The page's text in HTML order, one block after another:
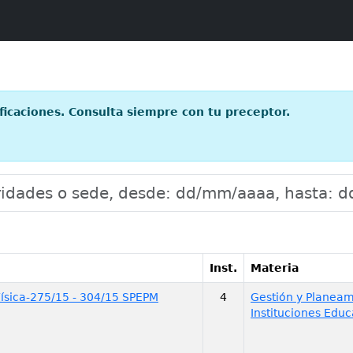
Consulta siempre con tu preceptor.
Inst. Materia
275/15 - 304/15 SPEPM 4
Gestión y
Instituciones